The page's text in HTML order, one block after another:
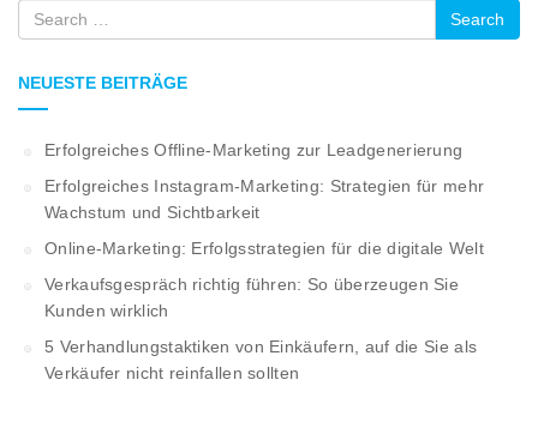
Search
NEUESTE BEITRÄGE
Erfolgreiches Offline-Marketing zur Leadgenerierung
Erfolgreiches Instagram-Marketing: Strategien für mehr
Wachstum und Sichtbarkeit
Online-Marketing: Erfolgsstrategien für die digitale Welt
Verkaufsgespräch richtig führen: So überzeugen Sie
Kunden wirklich
5 Verhandlungstaktiken von Einkäufern, auf die Sie als
Verkäufer nicht reinfallen sollten